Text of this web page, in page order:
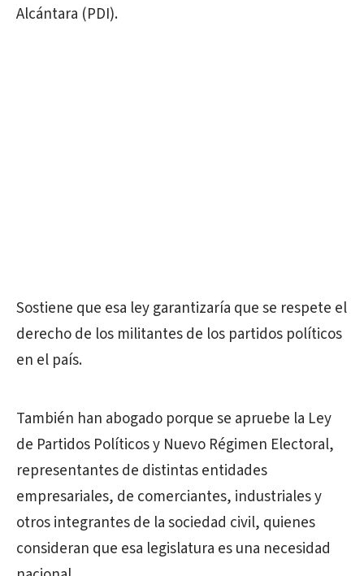
Alcántara (PDI).
Sostiene que esa ley garantizaría que se respete el
derecho de los militantes de los partidos políticos
en el país.
También han abogado porque se apruebe la Ley
de Partidos Políticos y Nuevo Régimen Electoral,
representantes de distintas entidades
empresariales, de comerciantes, industriales y
otros integrantes de la sociedad civil, quienes
consideran que esa legislatura es una necesidad